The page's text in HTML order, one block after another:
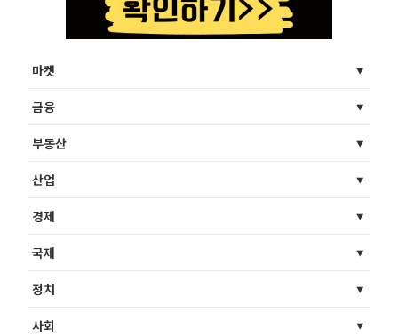
마켓
금융
부동산
산업
경제
국제
정치
사회